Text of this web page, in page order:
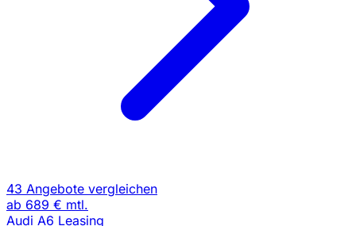
43 Angebote vergleichen
ab 689 € mtl.
Audi A6 Leasing